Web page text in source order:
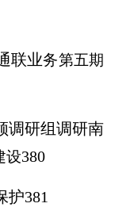
联业务第五期
调研组调研南
设380
护381